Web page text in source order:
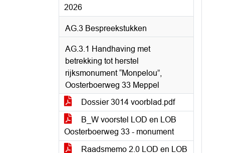
2026
AG.3 Bespreekstukken
AG.3.1 Handhaving met
betrekking tot herstel
rijksmonument “Monpelou”,
Oosterboerweg 33 Meppel
Dossier 3014 voorblad.pdf
B_W voorstel LOD en LOB
Oosterboerweg 33 - monument
Raadsmemo 2.0 LOD en LOB